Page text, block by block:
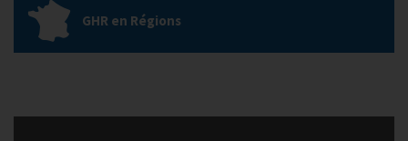
GHR en Régions